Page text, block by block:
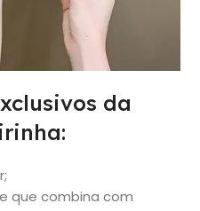
da
que combina com